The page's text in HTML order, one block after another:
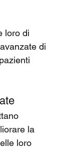
loro di
di
la
loro